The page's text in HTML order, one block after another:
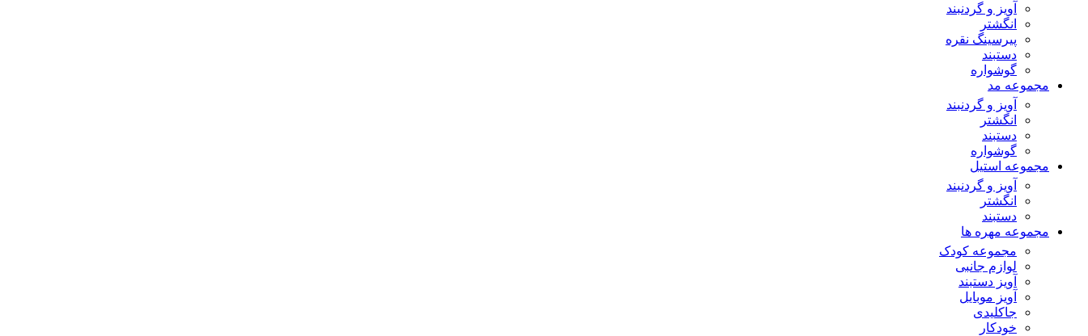
آویز و گردنبند
انگشتر
پیرسینگ نقره
دستبند
گوشواره
مجموعه مد
آویز و گردنبند
انگشتر
دستبند
گوشواره
مجموعه استیل
آویز و گردنبند
انگشتر
دستبند
مجموعه مهره ها
مجموعه کودک
لوازم جانبی
آویز دستبند
آویز موبایل
جاکلیدی
خودکار